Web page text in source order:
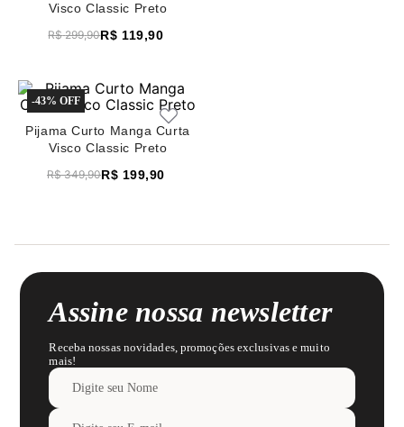
Visco Classic Preto
R$ 299,90R$ 119,90
-43%
Pijama Curto Manga Curta
Visco Classic Preto
R$ 349,90R$ 199,90
Assine nossa newsletter
Receba nossas novidades, promoções exclusivas e muito
mais!